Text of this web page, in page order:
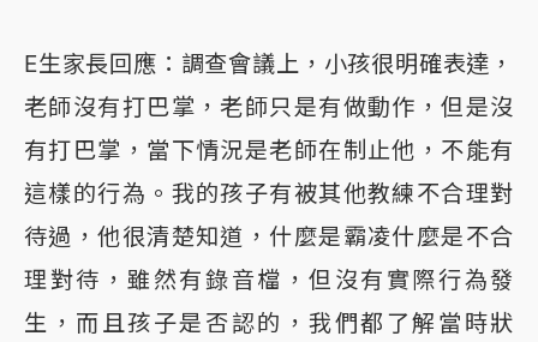
E生家長回應：調查會議上，小孩很明確表達，
老師沒有打巴掌，老師只是有做動作，但是沒
有打巴掌，當下情況是老師在制止他，不能有
這樣的行為。我的孩子有被其他教練不合理對
待過，他很清楚知道，什麼是霸凌什麼是不合
理對待，雖然有錄音檔，但沒有實際行為發
生，而且孩子是否認的，我們都了解當時狀